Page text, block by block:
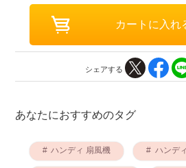
シェアする
あなたにおすすめのタグ
ハンディ 扇風機 ハンデ